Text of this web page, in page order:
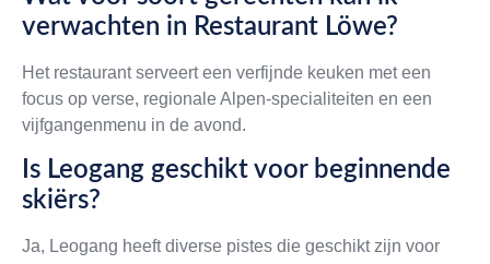
verwachten in Restaurant Löwe?
Het restaurant serveert een verfijnde keuken met een
focus op verse, regionale Alpen-specialiteiten en een
vijfgangenmenu in de avond.
Is Leogang geschikt voor beginnende
skiërs?
Ja, Leogang heeft diverse pistes die geschikt zijn voor